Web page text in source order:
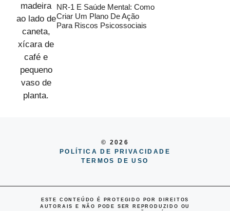
NR-1 E Saúde Mental: Como
Criar Um Plano De Ação
Para Riscos Psicossociais
© 2026
POLÍTICA DE PRIVACIDADE
TERMOS DE USO
ESTE CONTEÚDO É PROTEGIDO POR DIREITOS
AUTORAIS E NÃO PODE SER REPRODUZIDO OU